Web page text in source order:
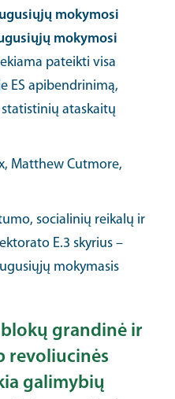
mokymosi
mokymosi
pateikti visa
ES apibendrinimą,
ataskaitų
Matthew Cutmore,
socialinių reikalų ir
E.3 skyrius –
mokymasis
grandinė ir
revoliucinės
galimybių